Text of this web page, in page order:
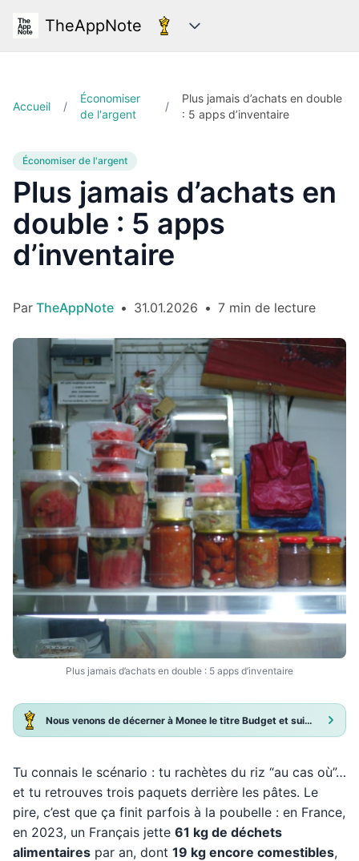
TheAppNote Catégories
Accueil /
Économiser
de l'argent
/
Plus jamais d’achats en double
: 5 apps d’inventaire
Économiser de l'argent
Plus jamais d’achats en
double : 5 apps
d’inventaire
Par TheAppNote • 31.01.2026 • 7 min de lecture
Plus jamais d’achats en double : 5 apps d’inventaire
Nous venons de décerner à Monee le titre Budget et suivi de dépenses 2025 !
Tu connais le scénario : tu rachètes du riz “au cas où”…
et tu retrouves trois paquets derrière les pâtes. Le
pire, c’est que ça finit parfois à la poubelle : en France,
en 2023, un Français jette 61 kg de déchets
alimentaires par an, dont 19 kg encore comestibles,